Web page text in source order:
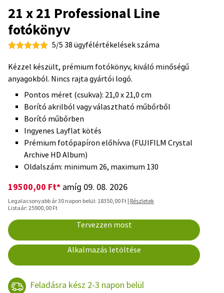
21 x 21 Professional Line
fotókönyv
5/5 38 ügyfélértékelések száma
Kézzel készült, prémium fotókönyv, kiváló minőségű
anyagokból. Nincs rajta gyártói logó.
Pontos méret (csukva): 21,0 x 21,0 cm
Borító akrilból vagy választható műbőrből
Borító műbőrben
Ingyenes Layflat kötés
Prémium fotópapíron előhívva (FUJIFILM Crystal
Archive HD Album)
Oldalszám: minimum 26, maximum 130
19500,00 Ft* amíg 09. 08. 2026
Legalacsonyabb ár 30 napon belül: 18350,00 Ft | Részletek
Listaár: 25900,00 Ft
Tervezzen most
Alkalmazás letöltése
Feladásra kész 2-3 napon belül